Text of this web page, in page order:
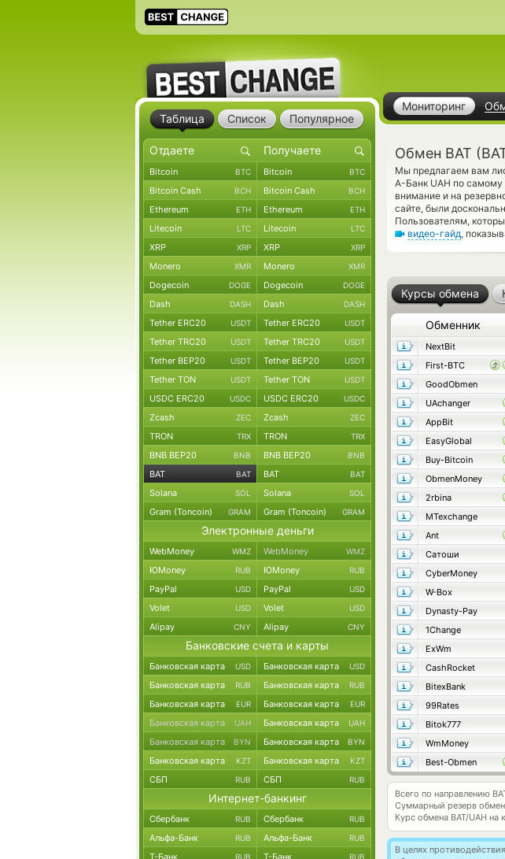
Мониторинг
Обмен BAT
Мы предлагаем вам
А-Банк UAH по самому
внимание и на
сайте, были
Пользователям,
видео-гайд,
Курсы обмена
Обменник
NextBit
First-BTC
GoodObmen
UAchanger
AppBit
EasyGlobal
Buy-Bitcoin
ObmenMoney
2rbina
MTexchange
Ant
Сатоши
CyberMoney
W-Box
Dynasty-Pay
1Change
ExWm
CashRocket
BitexBank
99Rates
Bitok777
WmMoney
Best-Obmen
Всего по направлению
Суммарный резерв
Курс обмена BAT/UAH на
В целях
Таблица Список Популярное
Bitcoin BTC Bitcoin BTC
Bitcoin Cash BCH Bitcoin Cash BCH
Ethereum ETH Ethereum ETH
Litecoin LTC Litecoin LTC
XRP XRP XRP XRP
Monero XMR Monero XMR
Dogecoin DOGE Dogecoin DOGE
Dash DASH Dash DASH
Tether ERC20 USDT Tether ERC20 USDT
Tether TRC20 USDT Tether TRC20 USDT
Tether BEP20 USDT Tether BEP20 USDT
Tether TON USDT Tether TON USDT
USDC ERC20 USDC USDC ERC20 USDC
Zcash ZEC Zcash ZEC
TRON TRX TRON TRX
BNB BEP20 BNB BNB BEP20 BNB
BAT BAT BAT BAT
Solana SOL Solana SOL
Gram (Toncoin) GRAM Gram (Toncoin) GRAM
Электронные деньги
WebMoney WMZ WebMoney WMZ
ЮMoney RUB ЮMoney RUB
PayPal USD PayPal USD
Volet USD Volet USD
Alipay CNY Alipay CNY
Банковские счета и карты
Банковская карта USD Банковская карта USD
Банковская карта RUB Банковская карта RUB
Банковская карта EUR Банковская карта EUR
Банковская карта UAH Банковская карта UAH
Банковская карта BYN Банковская карта BYN
Банковская карта KZT Банковская карта KZT
СБП RUB СБП RUB
Интернет-банкинг
Сбербанк RUB Сбербанк RUB
Альфа-Банк RUB Альфа-Банк RUB
Т-Банк RUB Т-Банк RUB